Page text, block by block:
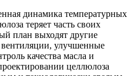
динамика температурных
теряет часть своих
план выходят другие
улучшенные
качества масла и
целлюлоза